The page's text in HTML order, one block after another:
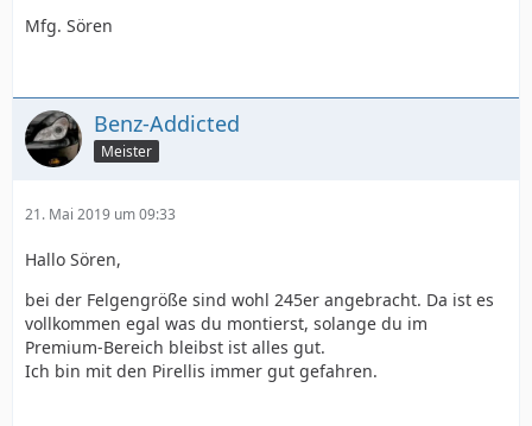
Mfg. Sören
Benz-Addicted
Meister
21. Mai 2019 um 09:33
Hallo Sören,
bei der Felgengröße sind wohl 245er angebracht. Da ist es
vollkommen egal was du montierst, solange du im
Premium-Bereich bleibst ist alles gut.
Ich bin mit den Pirellis immer gut gefahren.